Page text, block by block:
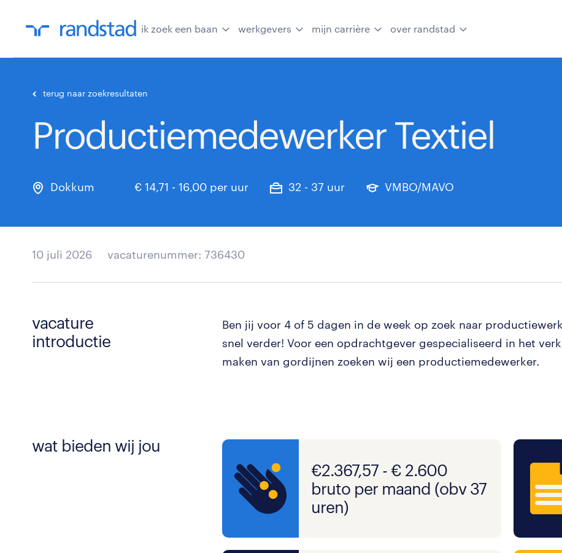
ik zoek een baan werkgevers mijn carrière over randstad
terug naar zoekresultaten
Productiemedewerker Textiel
Dokkum € 14,71 - 16,00 per uur 32 - 37 uur VMBO/MAVO
10 juli 2026 vacaturenummer: 736430
vacature
introductie
Ben jij voor 4 of 5 dagen in de week op zoek naar
snel verder! Voor een opdrachtgever gespecialiseerd in het
maken van gordijnen zoeken wij een productiemedewerker.
wat bieden wij jou
€2.367,57 - € 2.600
bruto per maand (obv 37
uren)